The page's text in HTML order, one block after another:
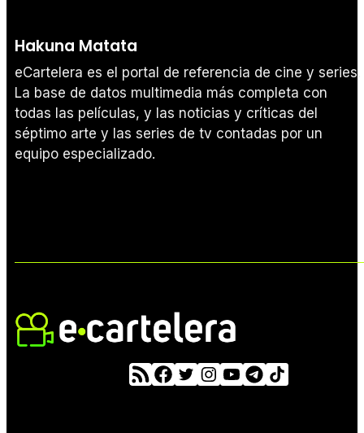
Hakuna Matata
eCartelera es el portal de referencia de cine y series.
La base de datos multimedia más completa con
todas las películas, y las noticias y críticas del
séptimo arte y las series de tv contadas por un
equipo especializado.